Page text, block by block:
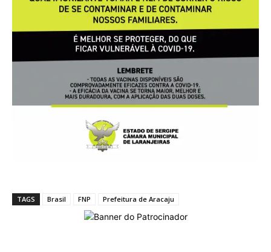
TAGS Brasil FNP Prefeitura de Aracaju